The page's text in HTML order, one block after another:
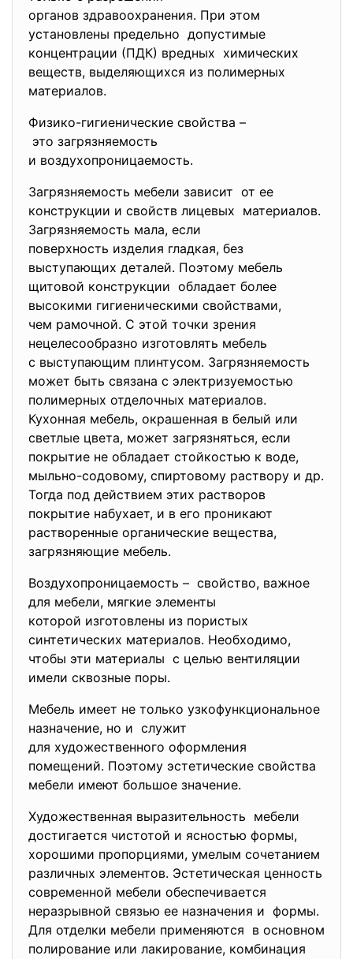
органов здравоохранения. При этом
установлены предельно допустимые
концентрации (ПДК) вредных химических
веществ, выделяющихся из полимерных
материалов.
Физико-гигиенические свойства –
это загрязняемость
и воздухопроницаемость.
Загрязняемость мебели зависит от ее
конструкции и свойств лицевых материалов.
Загрязняемость мала, если
поверхность изделия гладкая, без
выступающих деталей. Поэтому мебель
щитовой конструкции обладает более
высокими гигиеническими свойствами,
чем рамочной. С этой точки зрения
нецелесообразно изготовлять мебель
с выступающим плинтусом. Загрязняемость
может быть связана с электризуемостью
полимерных отделочных материалов.
Кухонная мебель, окрашенная в белый или
светлые цвета, может загрязняться, если
покрытие не обладает стойкостью к воде,
мыльно-содовому, спиртовому раствору и др.
Тогда под действием этих растворов
покрытие набухает, и в его проникают
растворенные органические вещества,
загрязняющие мебель.
Воздухопроницаемость – свойство, важное
для мебели, мягкие элементы
которой изготовлены из пористых
синтетических материалов. Необходимо,
чтобы эти материалы с целью вентиляции
имели сквозные поры.
Мебель имеет не только узкофункциональное
назначение, но и служит
для художественного оформления
помещений. Поэтому эстетические свойства
мебели имеют большое значение.
Художественная выразительность мебели
достигается чистотой и ясностью формы,
хорошими пропорциями, умелым сочетанием
различных элементов. Эстетическая ценность
современной мебели обеспечивается
неразрывной связью ее назначения и формы.
Для отделки мебели применяются в основном
полирование или лакирование, комбинация